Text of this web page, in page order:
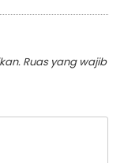
Ruas yang wajib